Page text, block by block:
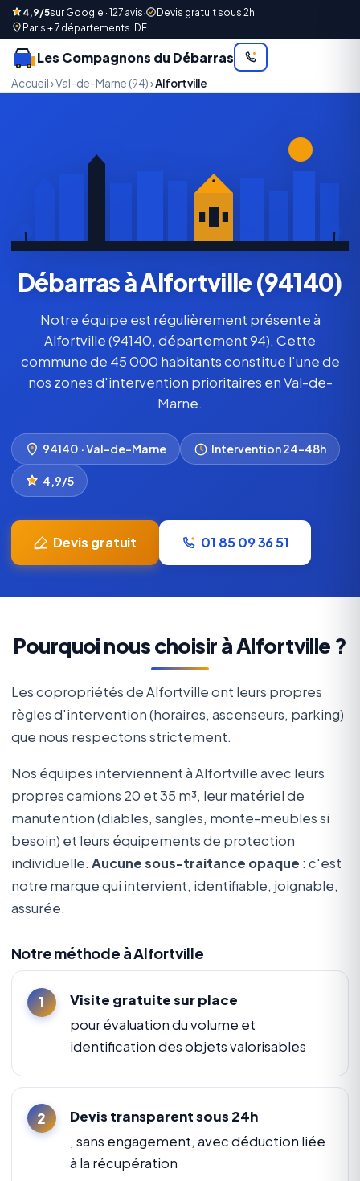
4,9/5sur Google · 127 avis· Devis gratuit sous 2h·
Paris + 7 départements IDF
Les Compagnons du Débarras
Accueil›Val-de-Marne (94)›Alfortville
Débarras à Alfortville (94140)
Notre équipe est régulièrement présente à
Alfortville (94140, département 94). Cette
commune de 45 000 habitants constitue l'une de
nos zones d'intervention prioritaires en Val-de-
Marne.
94140 · Val-de-Marne Intervention 24–48h
4,9/5
Devis gratuit 01 85 09 36 51
Pourquoi nous choisir à Alfortville ?
Les copropriétés de Alfortville ont leurs propres
règles d'intervention (horaires, ascenseurs, parking)
que nous respectons strictement.
Nos équipes interviennent à Alfortville avec leurs
propres camions 20 et 35 m³, leur matériel de
manutention (diables, sangles, monte-meubles si
besoin) et leurs équipements de protection
individuelle. Aucune sous-traitance opaque : c'est
notre marque qui intervient, identifiable, joignable,
assurée.
Notre méthode à Alfortville
Visite gratuite sur place
pour évaluation du volume et
identification des objets valorisables
Devis transparent sous 24h
, sans engagement, avec déduction liée
à la récupération